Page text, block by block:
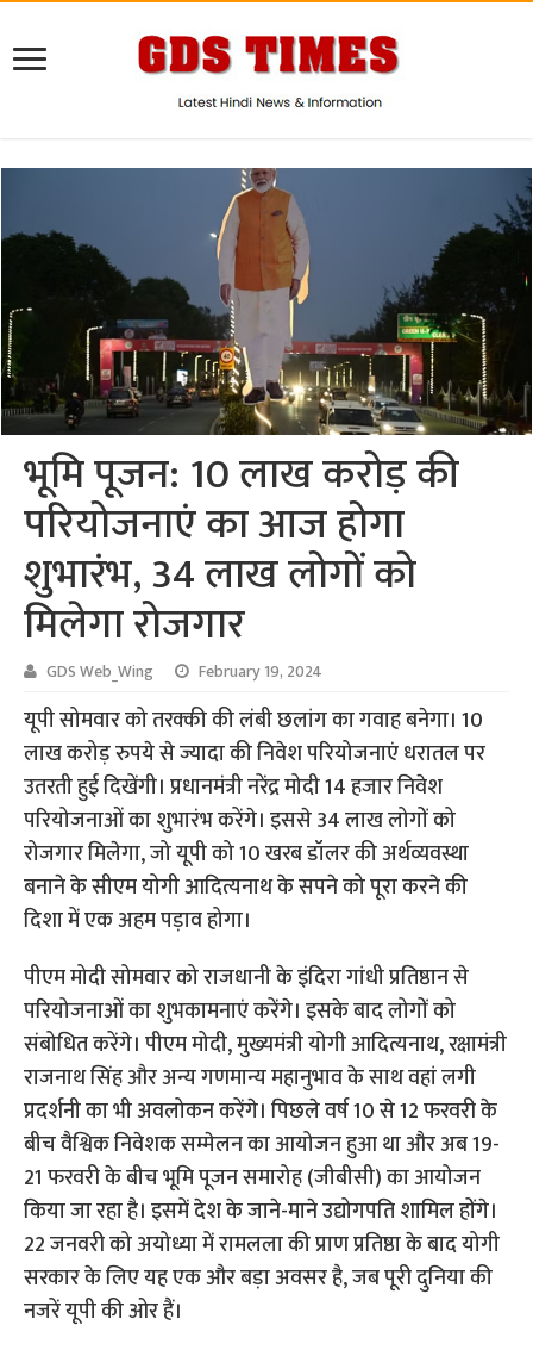
भूमि पूजन: 10 लाख करोड़ की
परियोजनाएं का आज होगा
शुभारंभ, 34 लाख लोगों को
मिलेगा रोजगार
GDS Web_Wing February 19, 2024
यूपी सोमवार को तरक्की की लंबी छलांग का गवाह बनेगा। 10
लाख करोड़ रुपये से ज्यादा की निवेश परियोजनाएं धरातल पर
उतरती हुई दिखेंगी। प्रधानमंत्री नरेंद्र मोदी 14 हजार निवेश
परियोजनाओं का शुभारंभ करेंगे। इससे 34 लाख लोगों को
रोजगार मिलेगा, जो यूपी को 10 खरब डॉलर की अर्थव्यवस्था
बनाने के सीएम योगी आदित्यनाथ के सपने को पूरा करने की
दिशा में एक अहम पड़ाव होगा।
पीएम मोदी सोमवार को राजधानी के इंदिरा गांधी प्रतिष्ठान से
परियोजनाओं का शुभकामनाएं करेंगे। इसके बाद लोगों को
संबोधित करेंगे। पीएम मोदी, मुख्यमंत्री योगी आदित्यनाथ, रक्षामंत्री
राजनाथ सिंह और अन्य गणमान्य महानुभाव के साथ वहां लगी
प्रदर्शनी का भी अवलोकन करेंगे। पिछले वर्ष 10 से 12 फरवरी के
बीच वैश्विक निवेशक सम्मेलन का आयोजन हुआ था और अब 19-
21 फरवरी के बीच भूमि पूजन समारोह (जीबीसी) का आयोजन
किया जा रहा है। इसमें देश के जाने-माने उद्योगपति शामिल होंगे।
22 जनवरी को अयोध्या में रामलला की प्राण प्रतिष्ठा के बाद योगी
सरकार के लिए यह एक और बड़ा अवसर है, जब पूरी दुनिया की
नजरें यूपी की ओर हैं।